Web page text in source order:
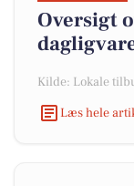
Oversigt
Kilde: Lokale
Læs hele